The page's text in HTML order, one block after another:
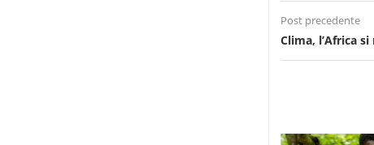
Post precedente
Clima, l’Africa